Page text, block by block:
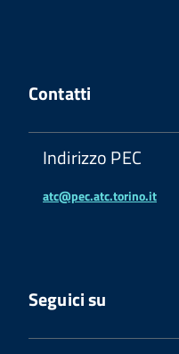
Contatti
Indirizzo PEC
atc@pec.atc.torino.it
Seguici su